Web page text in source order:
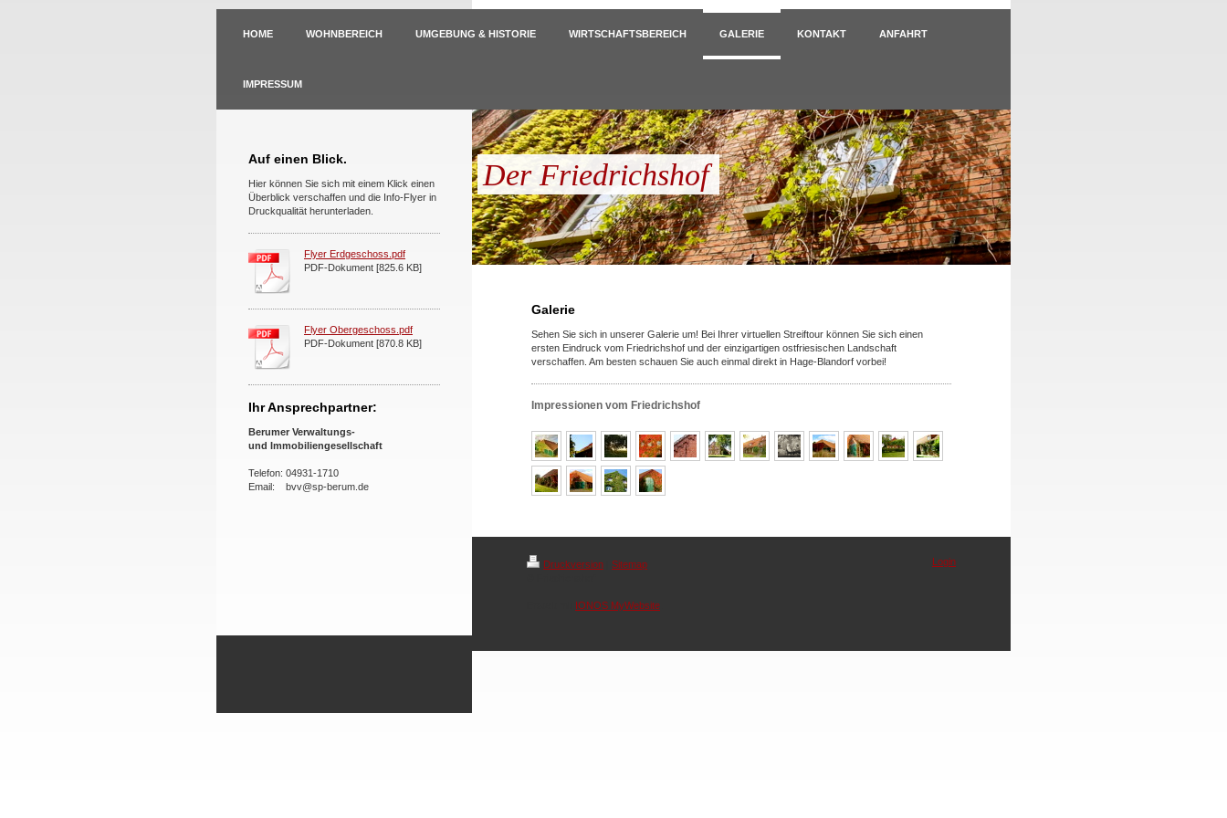
HOME WOHNBEREICH UMGEBUNG & HISTORIE WIRTSCHAFTSBEREICH GALERIE KONTAKT ANFAHRT
IMPRESSUM
Auf einen Blick.
Hier können Sie sich mit einem Klick einen
Überblick verschaffen und die Info-Flyer in
Druckqualität herunterladen.
Flyer Erdgeschoss.pdf
PDF-Dokument [825.6 KB]
Flyer Obergeschoss.pdf
PDF-Dokument [870.8 KB]
Ihr Ansprechpartner:
Berumer Verwaltungs-
und Immobiliengesellschaft
Telefon: 04931-1710
Email: bvv@sp-berum.de
Der Friedrichshof
Galerie
Sehen Sie sich in unserer Galerie um! Bei Ihrer virtuellen Streiftour können Sie sich einen
ersten Eindruck vom Friedrichshof und der einzigartigen ostfriesischen Landschaft
verschaffen. Am besten schauen Sie auch einmal direkt in Hage-Blandorf vorbei!
Impressionen vom Friedrichshof
Druckversion
Sitemap
IONOS MyWebsite
Login